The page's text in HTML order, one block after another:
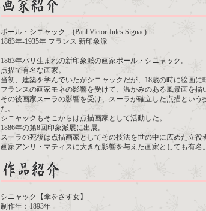
ポール・シニャック (Paul Victor Jules Signac)
1863年-1935年 フランス 新印象派
1863年パリ生まれの新印象派の画家ポール・シニャック。
点描で有名な画家。
当初、建築を学んでいたがシニャックだが、18歳の時に絵画に
フランスの画家モネの影響を受けて、温かみのある風景画を描
その後画家スーラの影響を受け、スーラが確立した点描という
た。
シニャックもそこからは点描画家として活動した。
1886年の第8回印象派展に出展。
スーラの死後は点描画家としてその技法を世の中に広めた立役
画家アンリ・マティスに大きな影響を与えた画家としても有名。
シニャック【傘をさす女】
制作年：1893年